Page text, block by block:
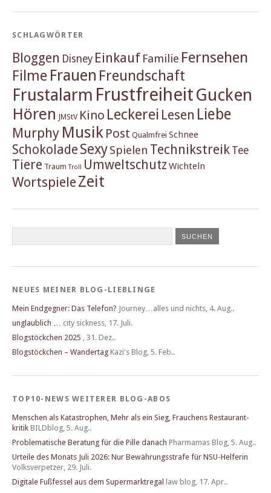
SCHLAGWÖRTER
Bloggen Disney Einkauf Familie Fernsehen
Filme Frauen Freundschaft
Frustalarm FrustfreiheitGucken
Hören JMStV Kino Leckerei Lesen Liebe
Murphy Musik Post Qualmfrei Schnee
Schokolade SexySpielen Technikstreik Tee
Tiere Traum Troll Umweltschutz Wichteln
Wortspiele Zeit
NEUES MEINER BLOG-LIEBLINGE
Mein Endgegner: Das Telefon? Journey…alles und nichts 4. Aug..
unglaublich …
city sickness 17. Juli.
Blogstöckchen 2025
31. Dez..
Blogstöckchen – Wandertag Kazi's Blog 5. Feb..
TOP10-NEWS WEITERER BLOG-ABOS
Menschen als Katastrophen, Mehr als ein Sieg, Frau­chens Restau­rant­
kritik BILDblog 5. Aug..
Problematische Beratung für die Pille danach Pharmamas Blog 5. Aug..
Urteile des Monats Juli 2026: Nur Bewährungsstrafe für NSU-Helferin
Volksverpetzer 29. Juli.
Digitale Fußfessel aus dem Supermarktregal
law blog 17. Apr..